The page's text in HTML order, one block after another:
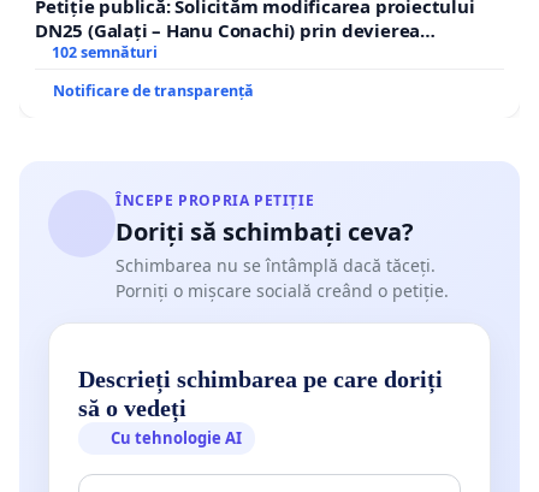
Petiție publică: Solicităm modificarea proiectului
DN25 (Galați – Hanu Conachi) prin devierea
traseului în afara localităților!
102 semnături
Notificare de transparență
ÎNCEPE PROPRIA PETIȚIE
Doriți să schimbați ceva?
Schimbarea nu se întâmplă dacă tăceți.
Porniți o mișcare socială creând o petiție.
Descrieți schimbarea pe care doriți
să o vedeți
Cu tehnologie AI